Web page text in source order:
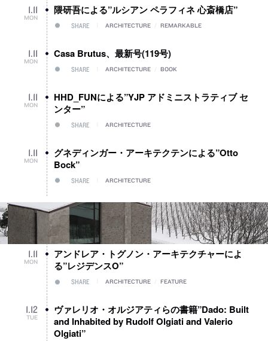
1.11
MON
隈研吾による”ルシアン ペラフィネ 心斎橋店”
SHARE ARCHITECTURE REMARKABLE
1.11
MON
Casa Brutus、最新号(119号)
SHARE ARCHITECTURE BOOK
1.11
MON
HHD_FUNによる”YJP アドミニストラティブ セ
ンター”
SHARE ARCHITECTURE
1.11
MON
グネディンガー・アーキテクテンによる”Otto
Bock”
SHARE ARCHITECTURE
1.11
MON
アンドレア・トグノン・アーキテクチャーによ
る”レジデンスO”
SHARE ARCHITECTURE FEATURE
1.12
TUE
ヴァレリオ・オルジアティらの書籍”Dado: Built
and Inhabited by Rudolf Olgiati and Valerio
Olgiati”